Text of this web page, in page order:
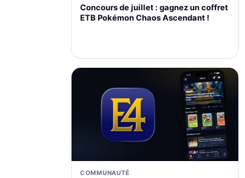
Concours de juillet : gagnez un coffret
ETB Pokémon Chaos Ascendant !
COMMUNAUTÉ